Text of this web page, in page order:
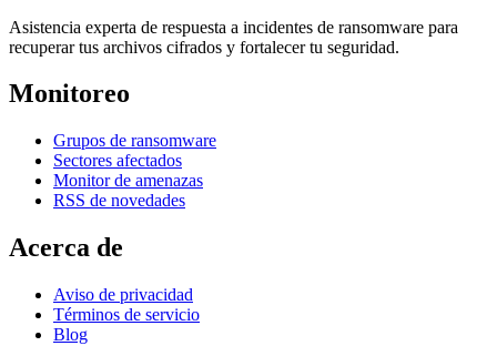
Asistencia experta de respuesta a incidentes de ransomware para
recuperar tus archivos cifrados y fortalecer tu seguridad.
Monitoreo
Grupos de ransomware
Sectores afectados
Monitor de amenazas
RSS de novedades
Acerca de
Aviso de privacidad
Términos de servicio
Blog